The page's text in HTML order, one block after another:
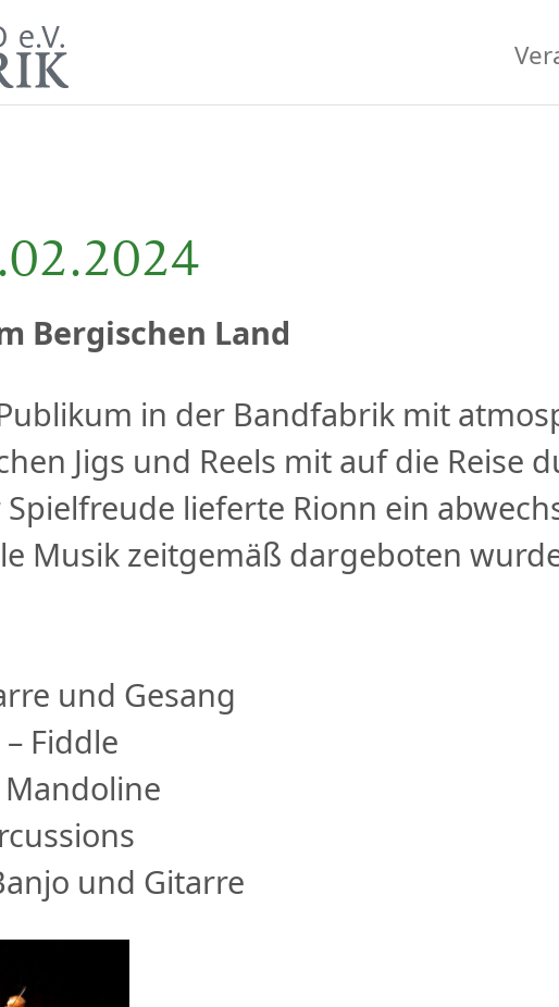
Bergischen Land
in der Bandfabrik mit
Jigs und Reels mit auf die Reise
lieferte Rionn ein
Musik zeitgemäß dargeboten
und Gesang
– Fiddle
Mandoline
und Gitarre